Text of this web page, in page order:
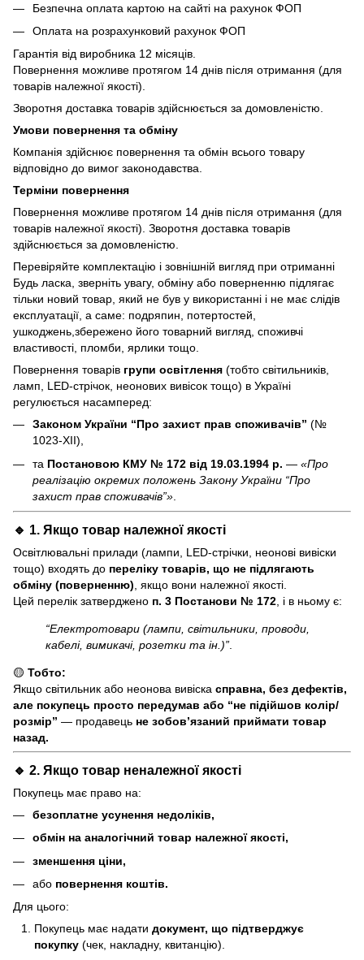
Безпечна оплата картою на сайті на рахунок ФОП
Оплата на розрахунковий рахунок ФОП
Гарантія від виробника 12 місяців.
Повернення можливе протягом 14 днів після отримання (для
товарів належної якості).
Зворотня доставка товарів здійснюється за домовленістю.
Умови повернення та обміну
Компанія здійснює повернення та обмін всього товару
відповідно до вимог законодавства.
Терміни повернення
Повернення можливе протягом 14 днів після отримання (для
товарів належної якості). Зворотня доставка товарів
здійснюється за домовленістю.
Перевіряйте комплектацію і зовнішній вигляд при отриманні
Будь ласка, зверніть увагу, обміну або поверненню підлягає
тільки новий товар, який не був у використанні і не має слідів
експлуатації, а саме: подряпин, потертостей,
ушкоджень,збережено його товарний вигляд, споживчі
властивості, пломби, ярлики тощо.
Повернення товарів групи освітлення (тобто світильників,
ламп, LED-стрічок, неонових вивісок тощо) в Україні
регулюється насамперед:
Законом України “Про захист прав споживачів” (№
1023-XII),
та Постановою КМУ № 172 від 19.03.1994 р. — «Про
реалізацію окремих положень Закону України “Про
захист прав споживачів”»
🔹 1. Якщо товар належної якості
Освітлювальні прилади (лампи, LED-стрічки, неонові вивіски
тощо) входять до переліку товарів, що не підлягають
обміну (поверненню) , якщо вони належної якості.
Цей перелік затверджено п. 3 Постанови № 172 , і в ньому є:
“Електротовари (лампи, світильники, проводи,
кабелі, вимикачі, розетки та ін.)”
🟡 Тобто:
Якщо світильник або неонова вивіска справна, без дефектів,
але покупець просто передумав або “не підійшов колір/
розмір” — продавець не зобов’язаний приймати товар
назад.
🔹 2. Якщо товар неналежної якості
Покупець має право на:
безоплатне усунення недоліків,
обмін на аналогічний товар належної якості,
зменшення ціни,
або повернення коштів.
Для цього:
Покупець має надати документ, що підтверджує
покупку (чек, накладну, квитанцію).